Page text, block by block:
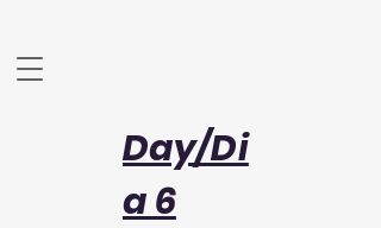
Day/Di
a 6